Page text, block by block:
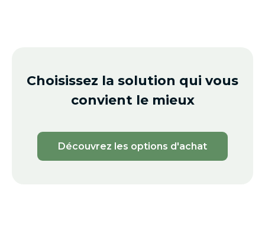
Choisissez la solution qui vous
convient le mieux
Découvrez les options d'achat